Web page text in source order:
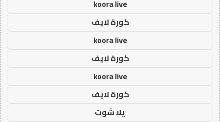
koora live
كورة لايف
koora live
كورة لايف
koora live
كورة لايف
يلا شوت